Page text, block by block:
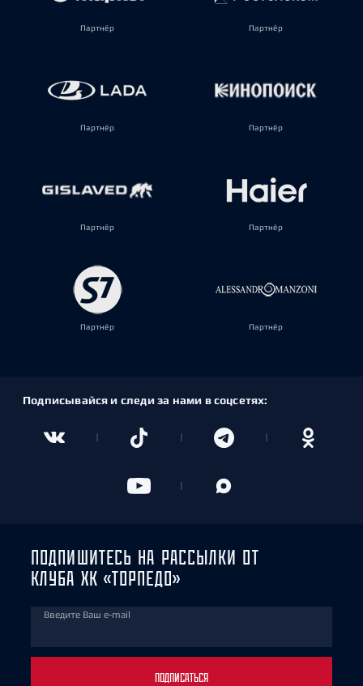
Партнёр Партнёр
Партнёр Партнёр
Партнёр Партнёр
Партнёр Партнёр
Подписывайся и следи за нами в соцсетях:
ПОДПИШИТЕСЬ НА РАССЫЛКИ ОТ
КЛУБА ХК «ТОРПЕДО»
Введите Ваш e-mail
ПОДПИСАТЬСЯ